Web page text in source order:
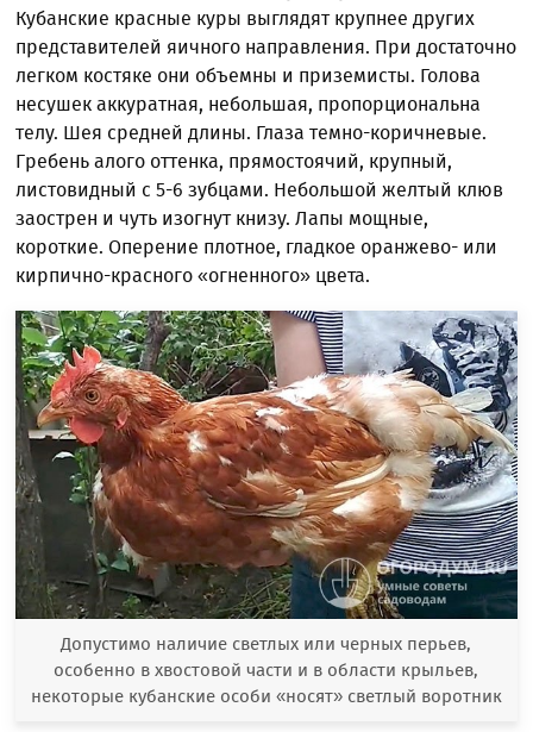
Кубанские красные куры выглядят крупнее других
представителей яичного направления. При достаточно
легком костяке они объемны и приземисты. Голова
несушек аккуратная, небольшая, пропорциональна
телу. Шея средней длины. Глаза темно-коричневые.
Гребень алого оттенка, прямостоячий, крупный,
листовидный с 5-6 зубцами. Небольшой желтый клюв
заострен и чуть изогнут книзу. Лапы мощные,
короткие. Оперение плотное, гладкое оранжево- или
кирпично-красного «огненного» цвета.
Допустимо наличие светлых или черных перьев,
особенно в хвостовой части и в области крыльев,
некоторые кубанские особи «носят» светлый воротник